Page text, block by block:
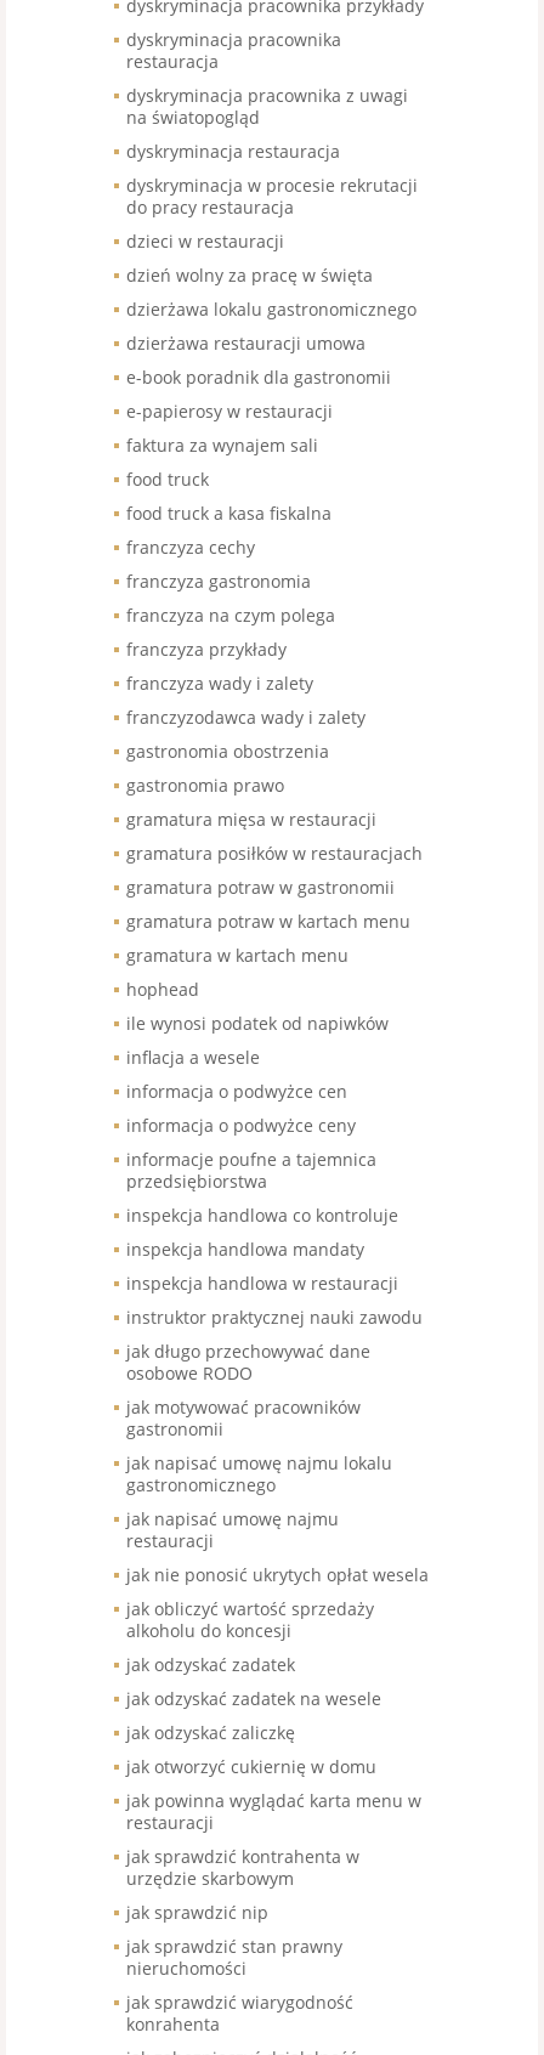
dyskryminacja pracownika przykłady
dyskryminacja pracownika
restauracja
dyskryminacja pracownika z uwagi
na światopogląd
dyskryminacja restauracja
dyskryminacja w procesie rekrutacji
do pracy restauracja
dzieci w restauracji
dzień wolny za pracę w święta
dzierżawa lokalu gastronomicznego
dzierżawa restauracji umowa
e-book poradnik dla gastronomii
e-papierosy w restauracji
faktura za wynajem sali
food truck
food truck a kasa fiskalna
franczyza cechy
franczyza gastronomia
franczyza na czym polega
franczyza przykłady
franczyza wady i zalety
franczyzodawca wady i zalety
gastronomia obostrzenia
gastronomia prawo
gramatura mięsa w restauracji
gramatura posiłków w restauracjach
gramatura potraw w gastronomii
gramatura potraw w kartach menu
gramatura w kartach menu
hophead
ile wynosi podatek od napiwków
inflacja a wesele
informacja o podwyżce cen
informacja o podwyżce ceny
informacje poufne a tajemnica
przedsiębiorstwa
inspekcja handlowa co kontroluje
inspekcja handlowa mandaty
inspekcja handlowa w restauracji
instruktor praktycznej nauki zawodu
jak długo przechowywać dane
osobowe RODO
jak motywować pracowników
gastronomii
jak napisać umowę najmu lokalu
gastronomicznego
jak napisać umowę najmu
restauracji
jak nie ponosić ukrytych opłat wesela
jak obliczyć wartość sprzedaży
alkoholu do koncesji
jak odzyskać zadatek
jak odzyskać zadatek na wesele
jak odzyskać zaliczkę
jak otworzyć cukiernię w domu
jak powinna wyglądać karta menu w
restauracji
jak sprawdzić kontrahenta w
urzędzie skarbowym
jak sprawdzić nip
jak sprawdzić stan prawny
nieruchomości
jak sprawdzić wiarygodność
konrahenta